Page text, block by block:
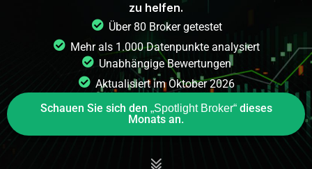
zu helfen.
Über 80 Broker getestet
Mehr als 1.000 Datenpunkte analysiert
Unabhängige Bewertungen
Aktualisiert im Oktober 2026
Schauen Sie sich den „Spotlight Broker“dieses
Monats an.